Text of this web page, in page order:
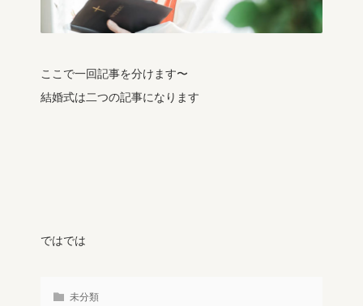
ここで一回記事を分けます〜
結婚式は二つの記事になります
ではでは
未分類